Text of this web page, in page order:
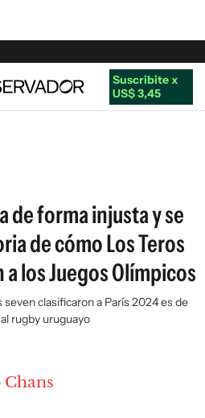
Suscribite x
US$ 3,45
de forma injusta y se
de cómo Los Teros
los Juegos Olímpicos
clasificaron a París 2024 es de
rugby uruguayo